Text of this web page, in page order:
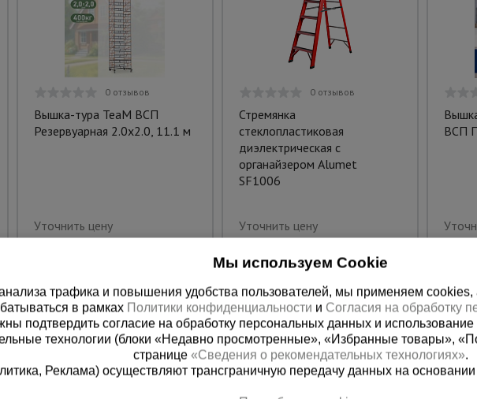
0 отзывов
Вышка-тура TeaM ВСП
Резервуарная 2.0х2.0, 11.1 м
Уточнить цену
0 отзывов
Стремянка
стеклопластиковая
диэлектрическая с
органайзером Alumet
SF1006
Уточнить цену
ВСП
Мы используем Cookie
трафика и повышения удобства пользователей, мы применяем cookies,
в рамках Политики конфиденциальности и Согласия на обработку
подтвердить согласие на обработку персональных данных и
технологии (блоки «Недавно просмотренные», «Избранные товары»,
странице «Сведения о рекомендательных технологиях».
Реклама) осуществляют трансграничную передачу данных на